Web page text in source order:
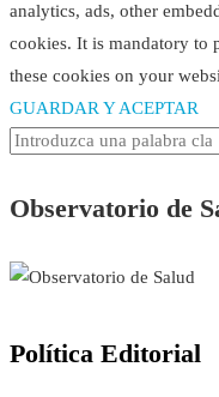
analytics, ads, other
cookies. It is mandatory to
these cookies on your
GUARDAR Y ACEPTAR
Observatorio de
Política Editorial